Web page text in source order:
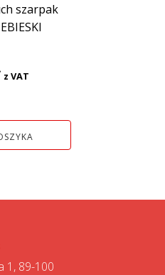
szarpak
cena
1
299,00 zł.
z VAT
1, 89-100